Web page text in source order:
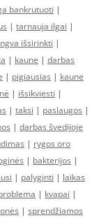
bankrutuoti |
| tarnauja ilgai |
išsirinkti |
| kaune | darbas
| pigiausias | kaune
| išsikviesti |
| taksi | paslaugos |
| darbas švedijoje
| rygos oro
| bakterijos |
| palyginti | laikas
| kvapai |
| sprendžiamos